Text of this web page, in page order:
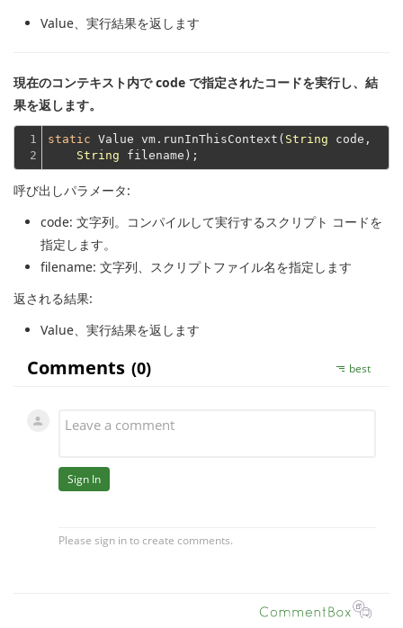
Value、実行結果を返します
現在のコンテキスト内で code で指定されたコードを実行し、結
果を返します。
1
2
static Value vm.runInThisContext( String code,
String
呼び出しパラメータ:
code: 文字列。コンパイルして実行するスクリプト コードを
指定します。
filename: 文字列、スクリプトファイル名を指定します
返される結果:
Value、実行結果を返します